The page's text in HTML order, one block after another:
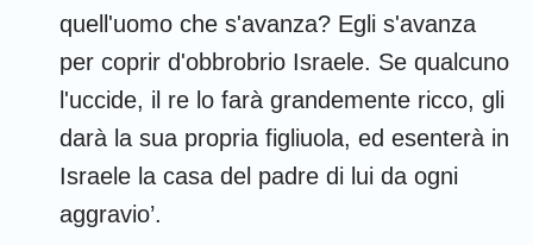
quell'uomo che s'avanza? Egli s'avanza
per coprir d'obbrobrio Israele. Se qualcuno
l'uccide, il re lo farà grandemente ricco, gli
darà la sua propria figliuola, ed esenterà in
Israele la casa del padre di lui da ogni
aggravio’.